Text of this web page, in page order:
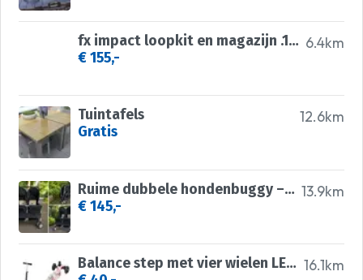
6.4km
fx impact loopkit en magazijn .177
€ 155,-
12.6km
Tuintafels
Gratis
13.9km
Ruime dubbele hondenbuggy – opvouwbaar en praktisch! 🐾
€ 145,-
16.1km
Balance step met vier wielen LED knipsels